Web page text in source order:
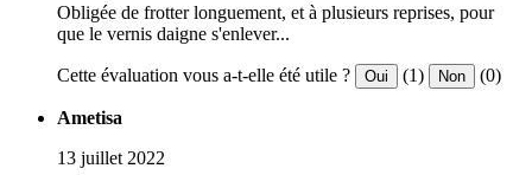
Obligée de frotter longuement, et à plusieurs reprises, pour
que le vernis daigne s'enlever...
Cette évaluation vous a-t-elle été utile ? Oui (1) Non (0)
Ametisa
13 juillet 2022